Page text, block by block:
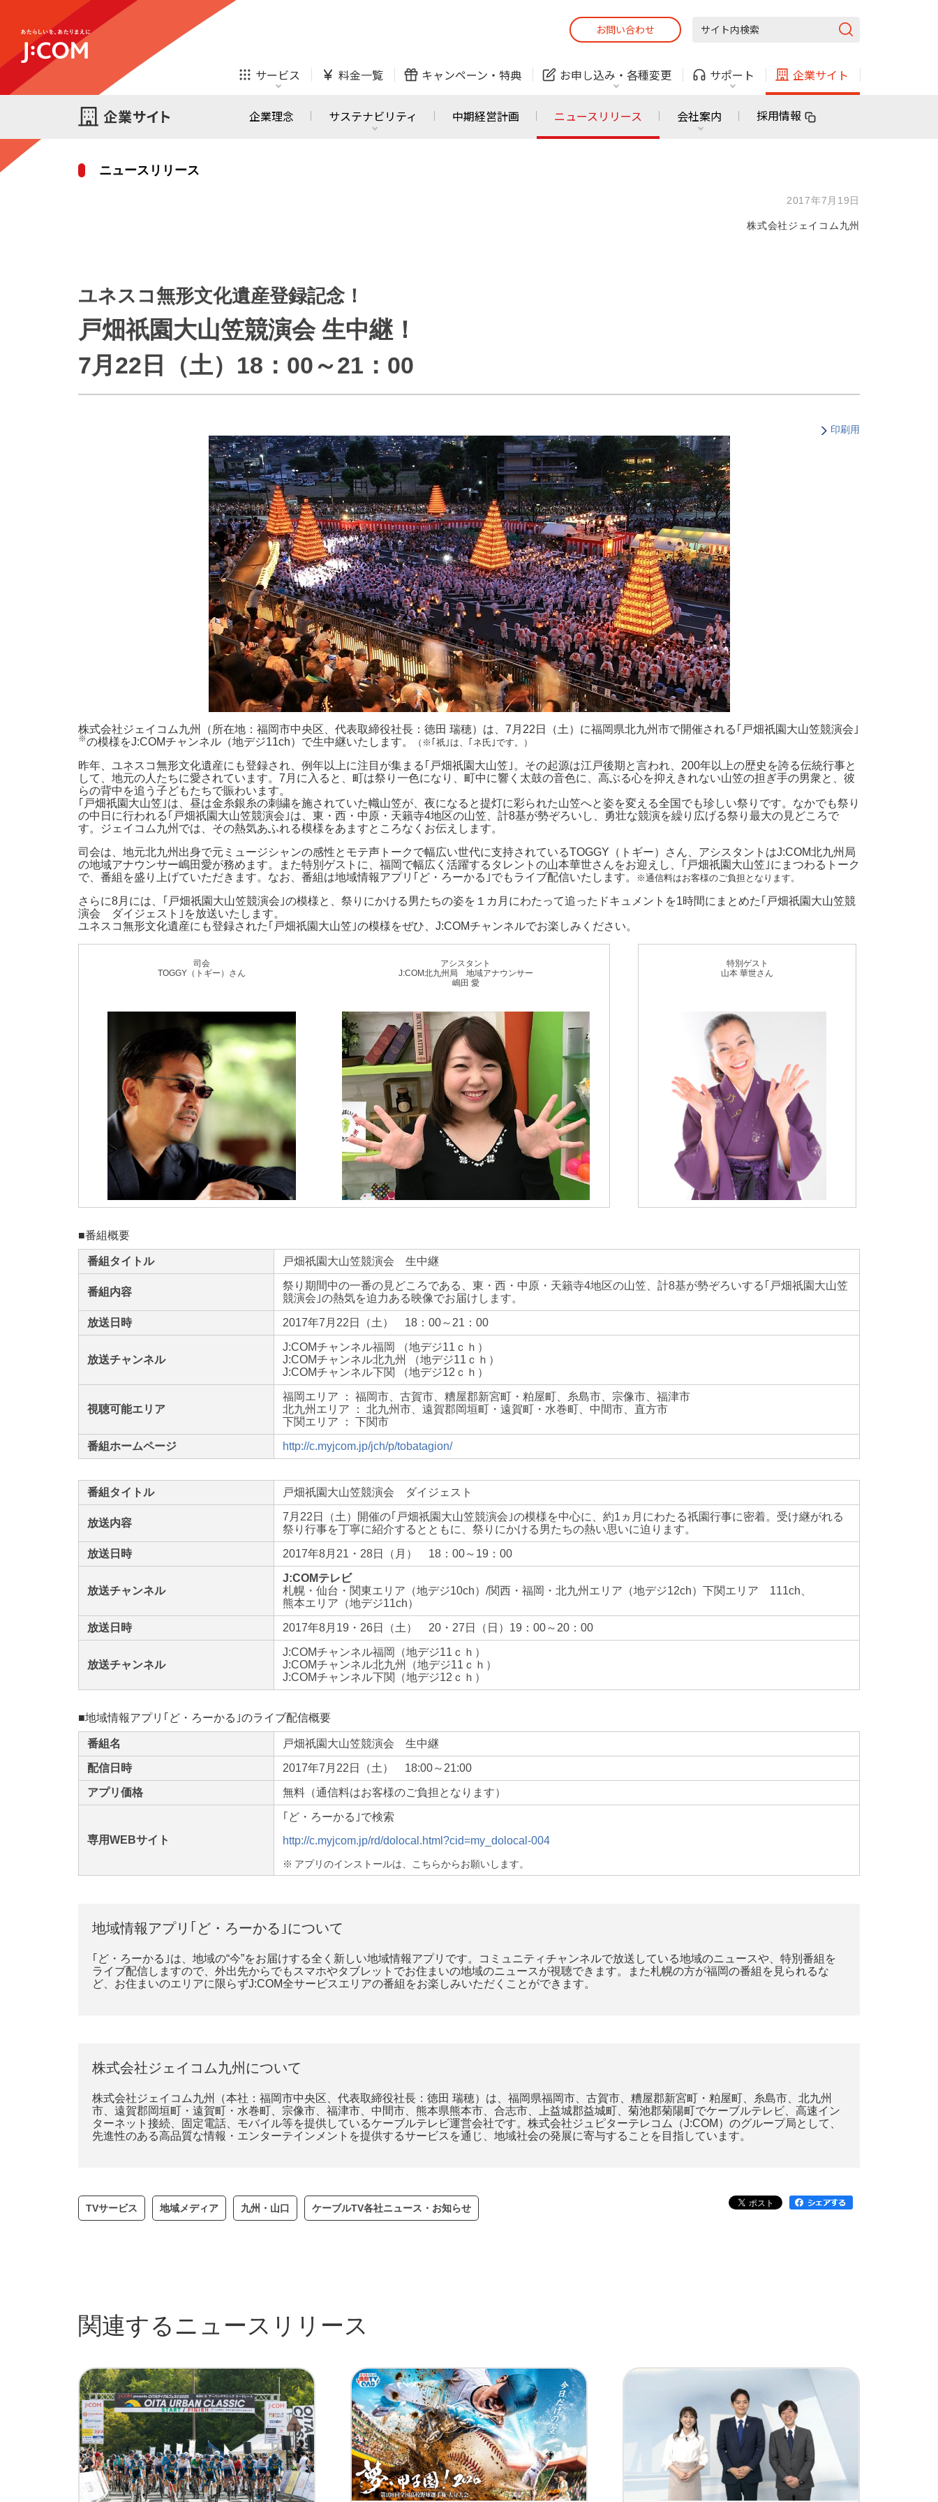
お問い合わせ
サービス 料金一覧 キャンペーン・ 特典 お申し込み・ 各種変更 サポート 企業サイト
ガス
利用できる物件も！
ガス
J:COM STREAM えんかくサポート
おうちサポート
防災情報サービス
自転車生活サポート
J:COMブックス
WiMAX
テレビ でんき 固定電話
ほけん ローン 防犯カメラ
法人・自治体向けサービス
企業理念 サステナビリティ 中期経営計画 ニュースリリース 会社案内 採用情報
ニュースリリース
2017年7月19日
株式会社ジェイコム九州
ユネスコ無形文化遺産登録記念！
戸畑祇園大山笠競演会 生中継！
7月22日（土）18：00～21：00
印刷用
株式会社ジェイコム九州（所在地：福岡市中央区、代表取締役社長：徳田 瑞穂）は、7月22日（土）に福岡県北九州市で開催される｢戸畑祇園大山笠競演会｣
※の模様をJ:COMチャンネル（地デジ11ch）で生中継いたします。 （※｢祇｣は、｢ネ氏｣です。）
昨年、ユネスコ無形文化遺産にも登録され、例年以上に注目が集まる｢戸畑祇園大山笠｣。その起源は江戸後期と言われ、200年以上の歴史を誇る伝統行事と
して、地元の人たちに愛されています。7月に入ると、町は祭り一色になり、町中に響く太鼓の音色に、高ぶる心を抑えきれない山笠の担ぎ手の男衆と、彼
らの背中を追う子どもたちで賑わいます。
｢戸畑祇園大山笠｣は、昼は金糸銀糸の刺繍を施されていた幟山笠が、夜になると提灯に彩られた山笠へと姿を変える全国でも珍しい祭りです。なかでも祭り
の中日に行われる｢戸畑祇園大山笠競演会｣は、東・西・中原・天籟寺4地区の山笠、計8基が勢ぞろいし、勇壮な競演を繰り広げる祭り最大の見どころで
す。ジェイコム九州では、その熱気あふれる模様をあますところなくお伝えします。
司会は、地元北九州出身で元ミュージシャンの感性とモテ声トークで幅広い世代に支持されているTOGGY（トギー）さん、アシスタントはJ:COM北九州局
の地域アナウンサー嶋田愛が務めます。また特別ゲストに、福岡で幅広く活躍するタレントの山本華世さんをお迎えし、｢戸畑祇園大山笠｣にまつわるトーク
で、番組を盛り上げていただきます。なお、番組は地域情報アプリ｢ど・ろーかる｣でもライブ配信いたします。
※通信料はお客様のご負担となります。
さらに8月には、｢戸畑祇園大山笠競演会｣の模様と、祭りにかける男たちの姿を１カ月にわたって追ったドキュメントを1時間にまとめた｢戸畑祇園大山笠競
演会 ダイジェスト｣を放送いたします。
ユネスコ無形文化遺産にも登録された｢戸畑祇園大山笠｣の模様をぜひ、J:COMチャンネルでお楽しみください。
司会
TOGGY（トギー）さん
アシスタント
J:COM北九州局 地域アナウンサー
嶋田 愛
特別ゲスト
山本 華世さん
■番組概要
番組タイトル 戸畑祇園大山笠競演会 生中継
番組内容
祭り期間中の一番の見どころである、東・西・中原・天籟寺4地区の山笠、計8基が勢ぞろいする｢戸畑祇園大山笠
競演会｣の熱気を迫力ある映像でお届けします。
放送日時 2017年7月22日（土） 18：00～21：00
放送チャンネル
J:COMチャンネル福岡 （地デジ11ｃｈ）
J:COMチャンネル北九州 （地デジ11ｃｈ）
J:COMチャンネル下関 （地デジ12ｃｈ）
視聴可能エリア
福岡エリア ： 福岡市、古賀市、糟屋郡新宮町・粕屋町、糸島市、宗像市、福津市
北九州エリア ： 北九州市、遠賀郡岡垣町・遠賀町・水巻町、中間市、直方市
下関エリア ： 下関市
番組ホームページ http://c.myjcom.jp/jch/p/tobatagion/
番組タイトル 戸畑祇園大山笠競演会 ダイジェスト
放送内容
7月22日（土）開催の｢戸畑祇園大山笠競演会｣の模様を中心に、約1ヵ月にわたる祇園行事に密着。受け継がれる
祭り行事を丁寧に紹介するとともに、祭りにかける男たちの熱い思いに迫ります。
放送日時 2017年8月21・28日（月） 18：00～19：00
放送チャンネル
J:COMテレビ
札幌・仙台・関東エリア（地デジ10ch）/関西・福岡・北九州エリア（地デジ12ch） 下関エリア 111ch、
熊本エリア（地デジ11ch）
放送日時 2017年8月19・26日（土） 20・27日（日）19：00～20：00
放送チャンネル
J:COMチャンネル福岡（地デジ11ｃｈ）
J:COMチャンネル北九州（地デジ11ｃｈ）
J:COMチャンネル下関（地デジ12ｃｈ）
■地域情報アプリ｢ど・ろーかる｣のライブ配信概要
番組名 戸畑祇園大山笠競演会 生中継
配信日時 2017年7月22日（土） 18:00～21:00
アプリ価格 無料（通信料はお客様のご負担となります）
専用WEBサイト
｢ど・ろーかる｣で検索
http://c.myjcom.jp/rd/dolocal.html?cid=my_dolocal-004
※ アプリのインストールは、こちらからお願いします。
地域情報アプリ｢ど・ろーかる｣について
｢ど・ろーかる｣は、地域の“今”をお届けする全く新しい地域情報アプリです。コミュニティチャンネルで放送している地域のニュースや、特別番組を
ライブ配信しますので、外出先からでもスマホやタブレットでお住まいの地域のニュースが視聴できます。また札幌の方が福岡の番組を見られるな
ど、お住まいのエリアに限らずJ:COM全サービスエリアの番組をお楽しみいただくことができます。
株式会社ジェイコム九州について
株式会社ジェイコム九州（本社：福岡市中央区、代表取締役社長：徳田 瑞穂）は、福岡県福岡市、古賀市、糟屋郡新宮町・粕屋町、糸島市、北九州
市、遠賀郡岡垣町・遠賀町・水巻町、宗像市、福津市、中間市、熊本県熊本市、合志市、上益城郡益城町、菊池郡菊陽町でケーブルテレビ、高速イン
ターネット接続、固定電話、モバイル等を提供しているケーブルテレビ運営会社です。株式会社ジュピターテレコム（J:COM）のグループ局として、
先進性のある高品質な情報・エンターテインメントを提供するサービスを通じ、地域社会の発展に寄与することを目指しています。
TVサービス 地域メディア 九州・山口 ケーブルTV各社ニュース・お知らせ
関連するニュースリリース